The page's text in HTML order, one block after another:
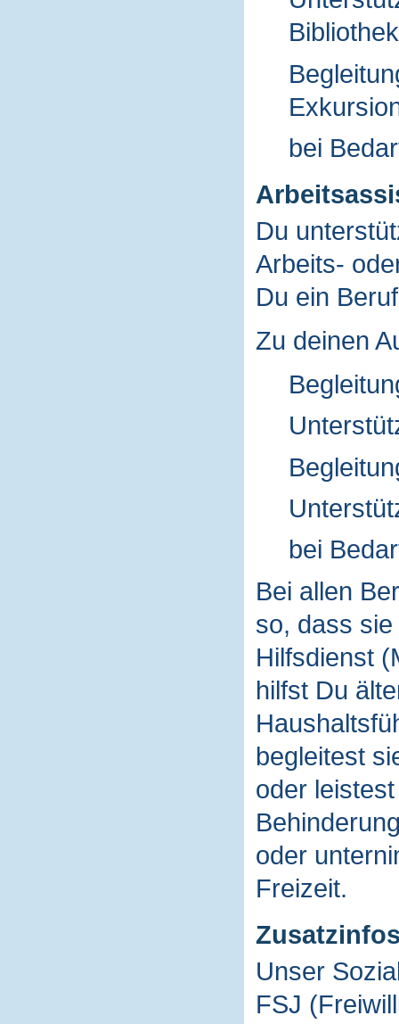
Bibliothek
bei
Du
Arbeits-
Du ein
Zu deinen
bei
Bei allen
so, dass
Hilfsdienst
hilfst Du
begleitest
oder
oder
Freizeit.
Unser
FSJ